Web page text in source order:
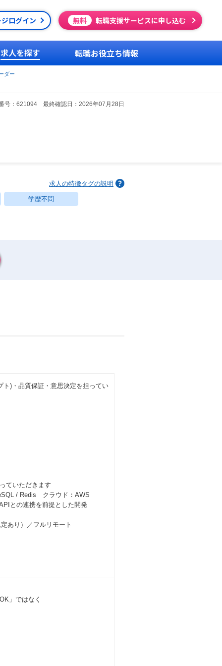
ログイン 無料 転職支援サービスに申し込む
求人を探す 転職お役立ち情報
ダー
号：621094 最終確認日：2026年07月28日
求人の特徴タグの説明
学歴不問
)・品質保証・意思決定を担ってい
ていただきます
/ Redis クラウド：AWS
との連携を前提とした開発
あり）／フルリモート
」ではなく